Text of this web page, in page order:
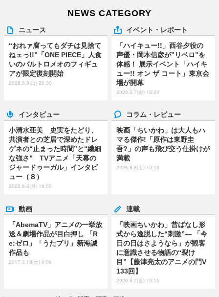
NEWS CATEGORY
ニュース
“おれァ腐ってもダチは見捨て
ねェっ!!”「ONE PIECE」人食
いのバルトロメオのフィギュ
アが限定復刻開始
2026.8.9(日) 20:30
イベント・レポート
「ハイキュー!!」西谷夕役の
声優・岡本信彦が”リベロ”を
体感！ 展示イベント「ハイキ
ュー!! オン ザ コート」東京会
場が開幕
2026.8.7(金) 18:20
インタビュー
小清水亜美 史実をたどり、
共演者との芝居で深めたドレ
ゲネの“止まった時間”と“繊細
な強さ” TVアニメ「天幕の
ジャードゥーガル」インタビ
ュー（８）
2026.8.3(月) 18:00
コラム・レビュー
映画「ちいかわ」は大人もハ
マる傑作!「原作は東野圭
吾?」の声も飛び交う仕掛けが
満載
2026.8.8(土) 10:45
動画
「AbemaTV」アニメの一挙放
送＆劇場作品が目白押し 「R
e:ゼロ」「うたプリ」新海誠
作品も
2017.3.18(土) 9:06
連載
「映画ちいかわ」昔ばなし形
式から逸脱した“刺激”― 「今
日の日はさようなら」が観客
に意識させる物語の“裂け
目”【藤津亮太のアニメの門V
133回】
2026.8.7(金) 19:15